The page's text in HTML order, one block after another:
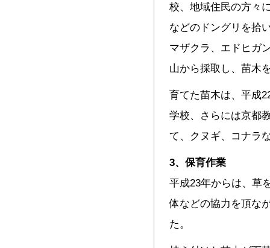
校、地域住民の方々
などのドングリを拾
マザクラ、エドヒガ
山から採取し、苗木
育てた苗木は、平成
学校、さらには京都
て、クヌギ、コナラ
3、保育作業
平成23年からは、草
体などの協力を頂な
た。